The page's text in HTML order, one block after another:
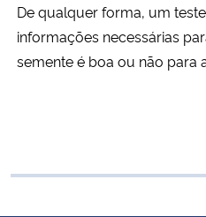
De qualquer forma, um
informações necessárias
semente é boa ou não para